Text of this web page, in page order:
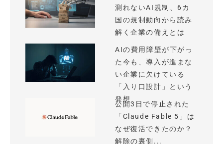
測れないAI規制、6カ
国の規制動向から読み
解く企業の備えとは
AIの費用障壁が下がっ
た今も、導入が進まな
い企業に欠けている
「入り口設計」という
発想
公開3日で停止された
「Claude Fable 5」は
なぜ復活できたのか？
解除の裏側...